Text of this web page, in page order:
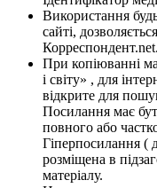
Використання
сайті,
Корреспондент.net.
При копіюванні
і світу» , для
відкрите для
Посилання має
повного або
Гіперпосилання (
розміщена в
матеріалу.